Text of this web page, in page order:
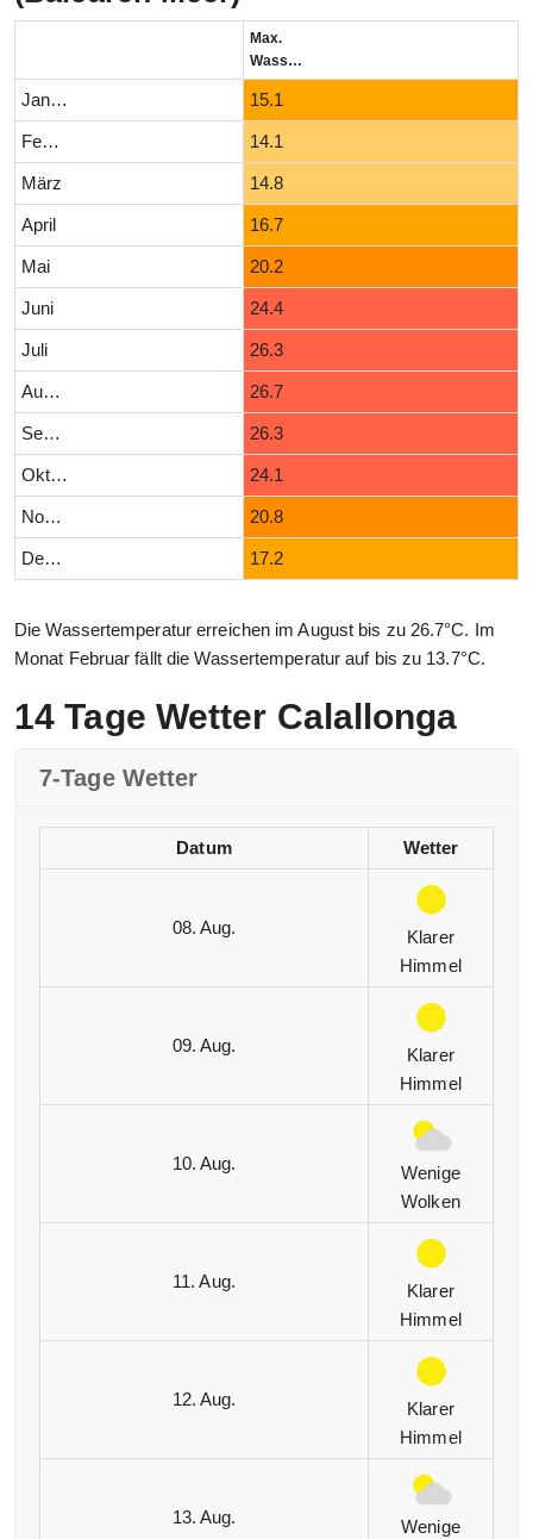
Max.
Wassertemperatur (°C)
Januar 15.1
Februar 14.1
März 14.8
April 16.7
Mai 20.2
Juni 24.4
Juli 26.3
August 26.7
September 26.3
Oktober 24.1
November 20.8
Dezember 17.2
Die Wassertemperatur erreichen im August bis zu 26.7°C. Im
Monat Februar fällt die Wassertemperatur auf bis zu 13.7°C.
14 Tage Wetter Calallonga
7-Tage Wetter
Datum Wetter
08. Aug.
Klarer
Himmel
09. Aug.
Klarer
Himmel
10. Aug.
Wenige
Wolken
11. Aug.
Klarer
Himmel
12. Aug.
Klarer
Himmel
13. Aug.
Wenige